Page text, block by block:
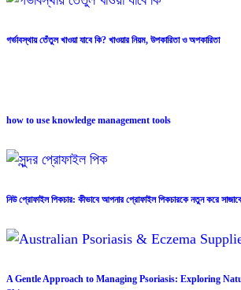
গর্ভাবস্থায় তেঁতুল খাওয়া যাবে কি? খাওয়ার নিয়ম, উপকারিতা ও অপকারিতা
how to use knowledge management tools
নিউ প্রোফাইল পিকচার: কীভাবে আপনার প্রোফাইল পিকচারকে নতুন করে
A Gentle Approach to Managing Psoriasis: Exploring